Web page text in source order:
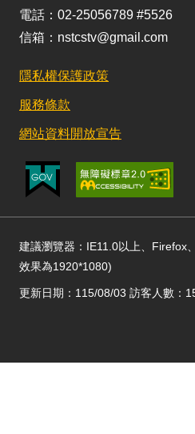
電話：02-25056789 #5526
信箱：nstcstv@gmail.com
隱私權保護政策
服務條款
網站資料開放宣告
建議瀏覽器：IE11.0以上、Firefox
效果為1920*1080)
更新日期：115/08/03 訪客人數：